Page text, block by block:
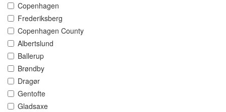
Copenhagen
Frederiksberg
Copenhagen County
Albertslund
Ballerup
Brøndby
Dragør
Gentofte
Gladsaxe